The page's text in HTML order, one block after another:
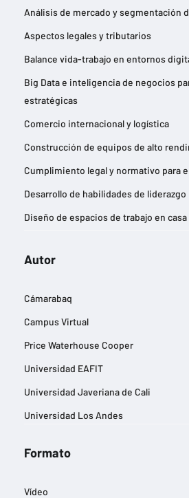
Análisis de mercado y segmentación
Aspectos legales y tributarios
Balance vida-trabajo en entornos
Big Data e inteligencia de negocios
estratégicas
Comercio internacional y logística
Construcción de equipos de alto
Cumplimiento legal y normativo para
Desarrollo de habilidades de liderazgo
Diseño de espacios de trabajo en casa
Eficiencia energética y reducción de la
Gestión de riesgos empresariales
Autor
Cámarabaq
Campus Virtual
Price Waterhouse Cooper
Universidad EAFIT
Universidad Javeriana de Cali
Universidad Los Andes
Formato
Vídeo